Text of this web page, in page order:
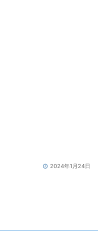
2024年1月24日